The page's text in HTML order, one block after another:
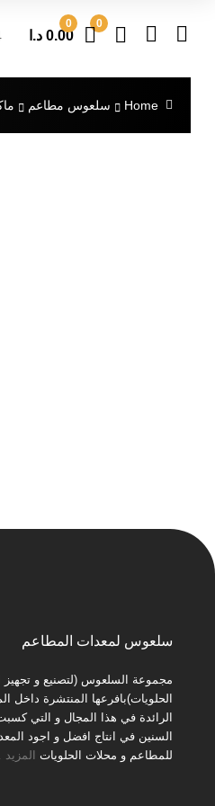
0
0
0.00 د.ا
Home سلعوس مطاعم
سلعوس لمعدات المطاعم
مجموعة السلعوس (لتصنيع و
الحلويات)بافرعها المنتشرة داخل
الرائدة في هذا المجال و التي كسبت
السنين في انتاج افضل و اجود
للمطاعم و محلات الحلويات المزيد